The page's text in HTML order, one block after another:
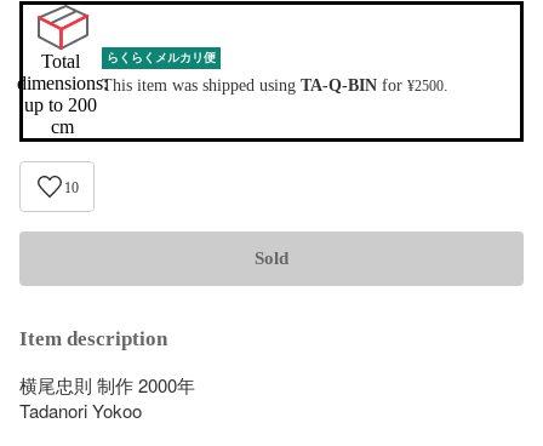
Total
dimensions:
up to 200
cm
らくらくメルカリ便
This item was shipped using TA-Q-BIN for ¥2500.
10
Sold
Item description
横尾忠則 制作 2000年
Tadanori Yokoo